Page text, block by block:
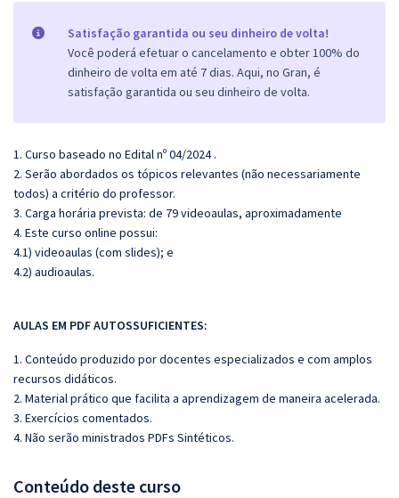
Satisfação garantida ou seu dinheiro de volta!
Você poderá efetuar o cancelamento e obter 100% do
dinheiro de volta em até 7 dias. Aqui, no Gran, é
satisfação garantida ou seu dinheiro de volta.
1. Curso baseado no Edital nº 04/2024 .
2. Serão abordados os tópicos relevantes (não necessariamente
todos) a critério do professor.
3. Carga horária prevista: de 79 videoaulas, aproximadamente
4. Este curso online possui:
4.1) videoaulas (com slides); e
4.2) audioaulas.
AULAS EM PDF AUTOSSUFICIENTES:
1. Conteúdo produzido por docentes especializados e com amplos
recursos didáticos.
2. Material prático que facilita a aprendizagem de maneira acelerada.
3. Exercícios comentados.
4. Não serão ministrados PDFs Sintéticos.
Conteúdo deste curso